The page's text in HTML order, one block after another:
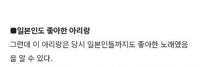
■일본인도 좋아한 아리랑
그런데 이 아리랑은 당시 일본인들까지도 좋아한 노래였음
을 알 수 있다.